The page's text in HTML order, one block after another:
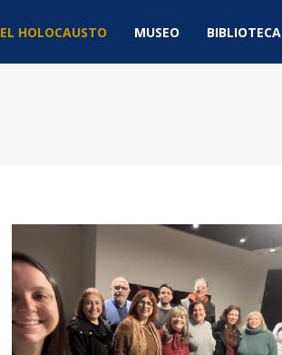
HOLOCAUSTO MUSEO BIBLIOTECA